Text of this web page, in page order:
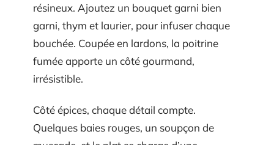
résineux. Ajoutez un bouquet garni bien
garni, thym et laurier, pour infuser chaque
bouchée. Coupée en lardons, la poitrine
fumée apporte un côté gourmand,
irrésistible.
Côté épices, chaque détail compte.
Quelques baies rouges, un soupçon de